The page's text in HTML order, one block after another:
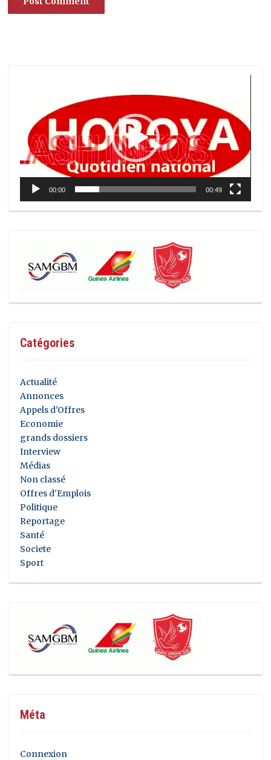
00:00 00:49
Catégories
Actualité
Annonces
Appels d'Offres
Economie
grands dossiers
Interview
Médias
Non classé
Offres d'Emplois
Politique
Reportage
Santé
Societe
Sport
Méta
Connexion